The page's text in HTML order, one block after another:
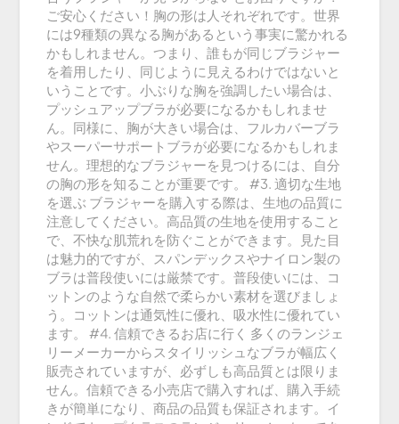
ご安心ください！胸の形は人それぞれです。世界
には9種類の異なる胸があるという事実に驚かれる
かもしれません。つまり、誰もが同じブラジャー
を着用したり、同じように見えるわけではないと
いうことです。小ぶりな胸を強調したい場合は、
プッシュアップブラが必要になるかもしれませ
ん。同様に、胸が大きい場合は、フルカバーブラ
やスーパーサポートブラが必要になるかもしれま
せん。理想的なブラジャーを見つけるには、自分
の胸の形を知ることが重要です。 #3. 適切な生地
を選ぶ ブラジャーを購入する際は、生地の品質に
注意してください。高品質の生地を使用すること
で、不快な肌荒れを防ぐことができます。見た目
は魅力的ですが、スパンデックスやナイロン製の
ブラは普段使いには厳禁です。普段使いには、コ
ットンのような自然で柔らかい素材を選びましょ
う。コットンは通気性に優れ、吸水性に優れてい
ます。 #4. 信頼できるお店に行く 多くのランジェ
リーメーカーからスタイリッシュなブラが幅広く
販売されていますが、必ずしも高品質とは限りま
せん。信頼できる小売店で購入すれば、購入手続
きが簡単になり、商品の品質も保証されます。イ